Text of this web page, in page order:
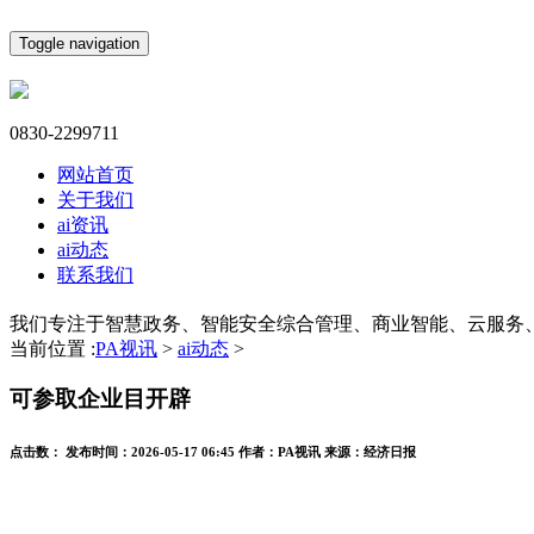
Toggle navigation
0830-2299711
网站首页
关于我们
ai资讯
ai动态
联系我们
我们专注于智慧政务、智能安全综合管理、商业智能、云服务
当前位置 :PA视讯 > ai动态 >
可参取企业目开辟
点击数： 发布时间： 2026-05-17 06:45 作者： PA视讯 来源： 经济日报